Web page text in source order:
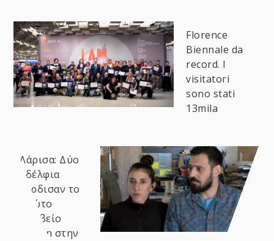
Florence
Biennale da
record. I
visitatori
sono stati
13mila
Λάρισα: Δύο
αδέλφια
κέρδισαν το
πρώτο
βραβείο
design στην